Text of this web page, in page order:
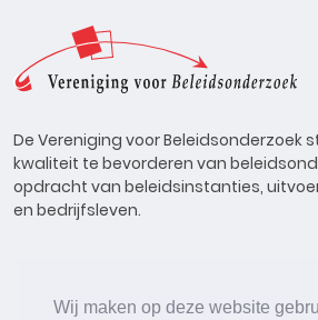
Wij maken op deze website
De Vereniging voor Beleidsonderzoek
kwaliteit te bevorderen van
opdracht van beleidsinstanties,
en bedrijfsleven.